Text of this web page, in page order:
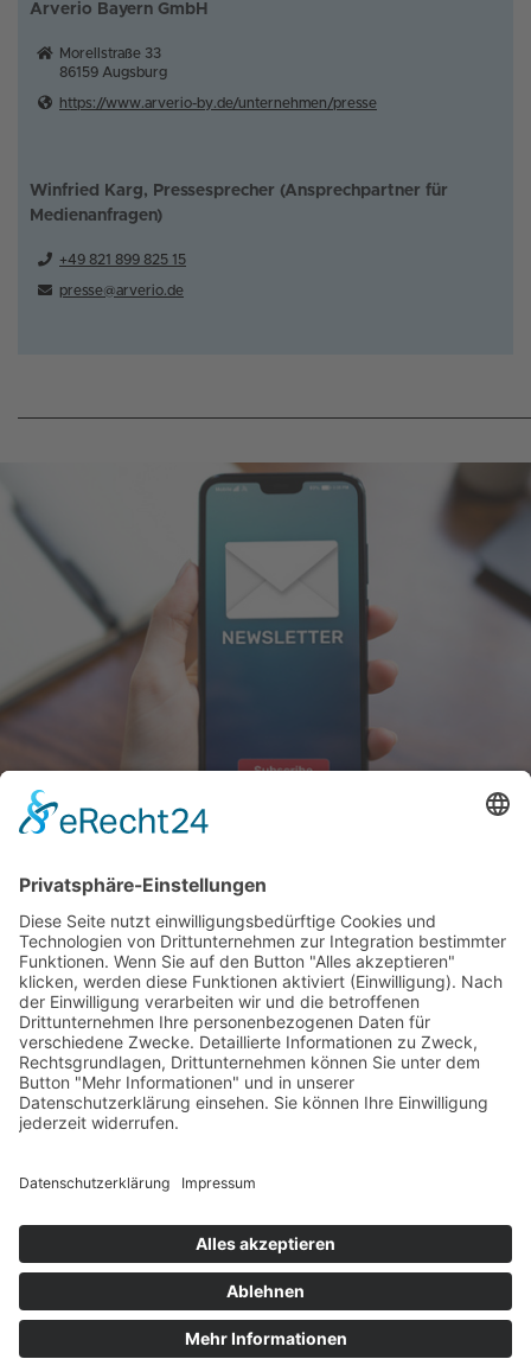
Arverio Bayern GmbH
Morellstraße 33
86159 Augsburg
https://www.arverio-by.de/unternehmen/presse
Winfried Karg, Pressesprecher (Ansprechpartner für
Medienanfragen)
+49 821 899 825 15
presse@arverio.de
neuesten Entwicklungen rund um Arverio in Bayern
JOBANGEBOTE
DEIN WEG IST UNSER ZIEL.
Impressum Rechtliche Hinweise Datenschutz